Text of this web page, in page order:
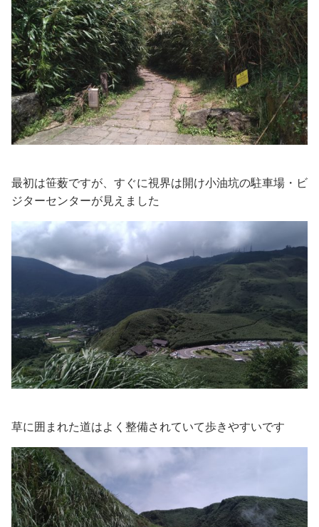
最初は笹薮ですが、すぐに視界は開け小油坑の駐車場・ビ
ジターセンターが見えました
草に囲まれた道はよく整備されていて歩きやすいです